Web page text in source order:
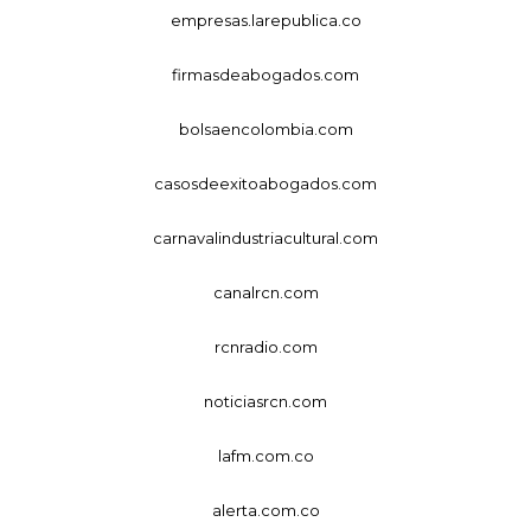
empresas.larepublica.co
firmasdeabogados.com
bolsaencolombia.com
casosdeexitoabogados.com
carnavalindustriacultural.com
canalrcn.com
rcnradio.com
noticiasrcn.com
lafm.com.co
alerta.com.co